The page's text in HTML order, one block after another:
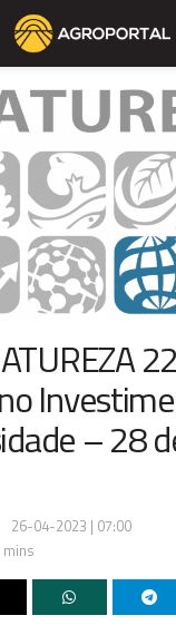
– 28
26-04-2023 | 07:00
mins